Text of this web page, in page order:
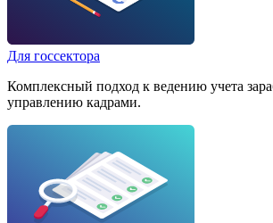
Для госсектора
Комплексный подход к ведению учета
управлению кадрами.